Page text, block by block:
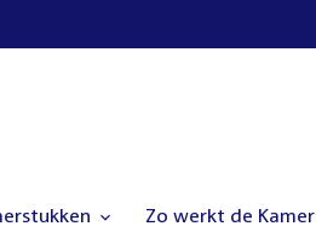
Zo werkt de Kamer